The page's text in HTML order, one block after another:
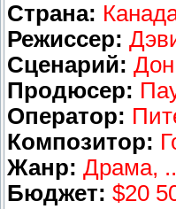
Страна:
Режиссер:
Сценарий:
Продюсер:
Оператор:
Композитор:
Жанр: Драма,
Бюджет: $20